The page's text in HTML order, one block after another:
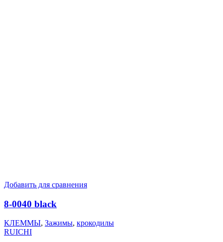
Добавить для сравнения
8-0040 black
КЛЕММЫ, Зажимы, крокодилы
RUICHI